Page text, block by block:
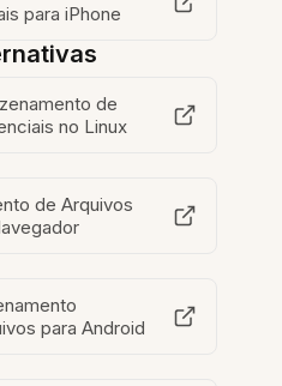
para iPhone
de
no Linux
de Arquivos
para Android